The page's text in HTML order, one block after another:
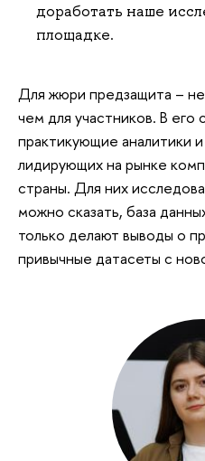
доработать наше
площадке.
Для жюри предзащита –
чем для участников. В его
практикующие аналитики
лидирующих на рынке
страны. Для них
можно сказать, база
только делают выводы о
привычные датасеты с